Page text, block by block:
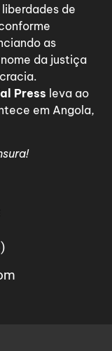
de
as
da justiça
Press leva ao
em Angola,